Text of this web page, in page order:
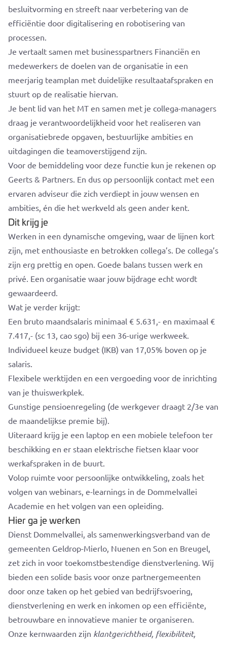
besluitvorming en streeft naar verbetering van de
efficiëntie door digitalisering en robotisering van
processen.
Je vertaalt samen met businesspartners Financiën en
medewerkers de doelen van de organisatie in een
meerjarig teamplan met duidelijke resultaatafspraken en
stuurt op de realisatie hiervan.
Je bent lid van het MT en samen met je collega-managers
draag je verantwoordelijkheid voor het realiseren van
organisatiebrede opgaven, bestuurlijke ambities en
uitdagingen die teamoverstijgend zijn.
Voor de bemiddeling voor deze functie kun je rekenen op
Geerts & Partners. En dus op persoonlijk contact met een
ervaren adviseur die zich verdiept in jouw wensen en
ambities, én die het werkveld als geen ander kent.
Dit krijg je
Werken in een dynamische omgeving, waar de lijnen kort
zijn, met enthousiaste en betrokken collega’s. De collega’s
zijn erg prettig en open. Goede balans tussen werk en
privé. Een organisatie waar jouw bijdrage echt wordt
gewaardeerd.
Wat je verder krijgt:
Een bruto maandsalaris minimaal € 5.631,- en maximaal €
7.417,- (sc 13, cao sgo) bij een 36-urige werkweek.
Individueel keuze budget (IKB) van 17,05% boven op je
salaris.
Flexibele werktijden en een vergoeding voor de inrichting
van je thuiswerkplek.
Gunstige pensioenregeling (de werkgever draagt 2/3e van
de maandelijkse premie bij).
Uiteraard krijg je een laptop en een mobiele telefoon ter
beschikking en er staan elektrische fietsen klaar voor
werkafspraken in de buurt.
Volop ruimte voor persoonlijke ontwikkeling, zoals het
volgen van webinars, e-learnings in de Dommelvallei
Academie en het volgen van een opleiding.
Hier ga je werken
Dienst Dommelvallei, als samenwerkingsverband van de
gemeenten Geldrop-Mierlo, Nuenen en Son en Breugel,
zet zich in voor toekomstbestendige dienstverlening. Wij
bieden een solide basis voor onze partnergemeenten
door onze taken op het gebied van bedrijfsvoering,
dienstverlening en werk en inkomen op een efficiënte,
betrouwbare en innovatieve manier te organiseren.
Onze kernwaarden zijn klantgerichtheid, flexibiliteit,